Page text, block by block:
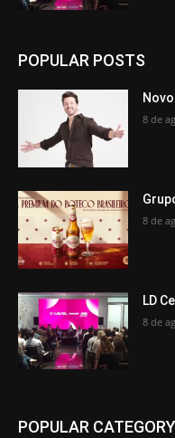
POPULAR POSTS
8 de
8 de
LD
8 de
POPULAR CATEGORY